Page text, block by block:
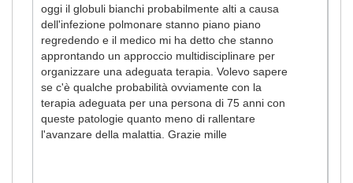
oggi il globuli bianchi probabilmente alti a causa
dell'infezione polmonare stanno piano piano
regredendo e il medico mi ha detto che stanno
approntando un approccio multidisciplinare per
organizzare una adeguata terapia. Volevo sapere
se c'è qualche probabilità ovviamente con la
terapia adeguata per una persona di 75 anni con
queste patologie quanto meno di rallentare
l'avanzare della malattia. Grazie mille